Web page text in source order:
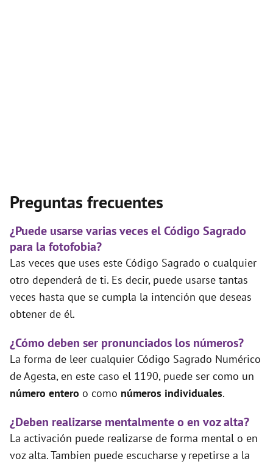
Preguntas frecuentes
¿Puede usarse varias veces el Código Sagrado
para la fotofobia?
Las veces que uses este Código Sagrado o cualquier
otro dependerá de ti. Es decir, puede usarse tantas
veces hasta que se cumpla la intención que deseas
obtener de él.
¿Cómo deben ser pronunciados los números?
La forma de leer cualquier Código Sagrado Numérico
de Agesta, en este caso el 1190, puede ser como un
número entero o como números individuales.
¿Deben realizarse mentalmente o en voz alta?
La activación puede realizarse de forma mental o en
voz alta. Tambien puede escucharse y repetirse a la